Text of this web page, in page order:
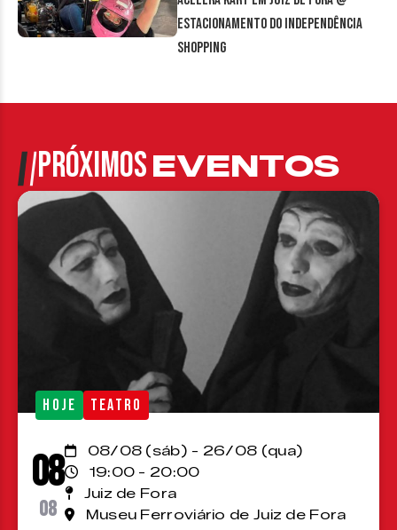
estacionamento do Independência
Shopping
PRÓXIMOSEVENTOS
HOJE TEATRO
08
08
08/08 (sáb) - 26/08 (qua)
19:00 - 20:00
Juiz de Fora
Museu Ferroviário de Juiz de Fora